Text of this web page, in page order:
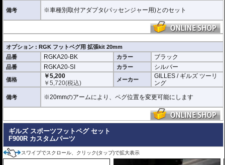
備考 ※車種別取付アダプタ(パッセンジャー用)とのセット
オプション : RGK フットベグ用 拡張kit 20mm
品番
RGKA20-BK カラー ブラック
品番 RGKA20-SI カラー シルバー
価格
￥5,200
￥5,720(税込) メーカー
GILLES / ギルズ ツーリ
ング
備考 ※20mmのアームにより、ペグ位置を変更可能にします
ギルズ スポーツフットペグ セット
F900R カスタムパーツ
スワイプでスクロール、クリック(タップ)で拡大表示